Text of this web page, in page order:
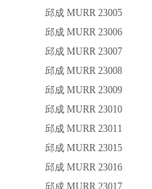
邱成 MURR 23005
邱成 MURR 23006
邱成 MURR 23007
邱成 MURR 23008
邱成 MURR 23009
邱成 MURR 23010
邱成 MURR 23011
邱成 MURR 23015
邱成 MURR 23016
邱成 MURR 23017